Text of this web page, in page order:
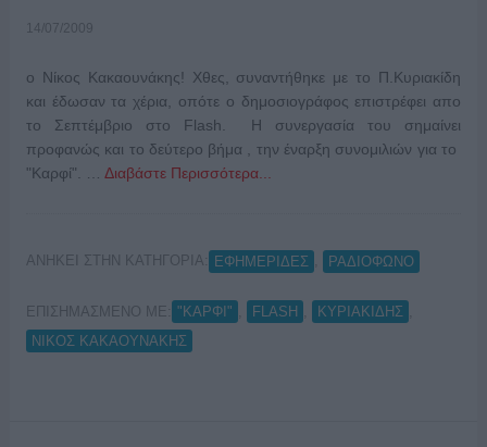
14/07/2009
ο Νίκος Κακαουνάκης! Χθες, συναντήθηκε με το Π.Κυριακίδη
και έδωσαν τα χέρια, οπότε ο δημοσιογράφος επιστρέφει απο
το Σεπτέμβριο στο Flash. Η συνεργασία του σημαίνει
προφανώς και το δεύτερο βήμα , την έναρξη συνομιλιών για το
"Καρφί". … Διαβάστε Περισσότερα...
ΑΝΗΚΕΙ ΣΤΗΝ ΚΑΤΗΓΟΡΙΑ: ΕΦΗΜΕΡΙΔΕΣ ΡΑΔΙΟΦΩΝΟ
ΕΠΙΣΗΜΑΣΜΕΝΟ ΜΕ: "ΚΑΡΦΙ" FLASH ΚΥΡΙΑΚΙΔΗΣ
ΝΙΚΟΣ ΚΑΚΑΟΥΝΑΚΗΣ